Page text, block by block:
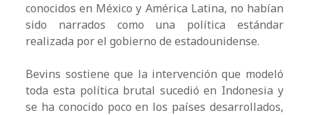
conocidos en México y América Latina, no habían
sido narrados como una política estándar
realizada por el gobierno de estadounidense.
Bevins sostiene que la intervención que modeló
toda esta política brutal sucedió en Indonesia y
se ha conocido poco en los países desarrollados,